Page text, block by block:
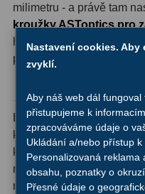
Planetární2
Barevné66
Barlow 2x38
Barlow 3x12
Barlow 4x3
milimetru - a právě tam
kroužky ASToptics pro
hliníkových podložek
pro jemné doladění
Balení obsahuje celkem
kroužků se závitem
každý o jiné tloušťce.
můžete dosáhnout celé
mm po velmi malých
Nastavení cookies.
zvyklí.
Aby náš web dál
přistupujeme k
zpracováváme údaje o
Ukládání a/nebo přístup
Personalizovaná
obsahu, poznatky o
Přesné údaje o